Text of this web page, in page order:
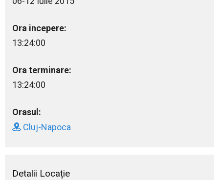
Ora incepere:
13:24:00
Ora terminare:
13:24:00
Orasul:
Cluj-Napoca
Detalii Locație